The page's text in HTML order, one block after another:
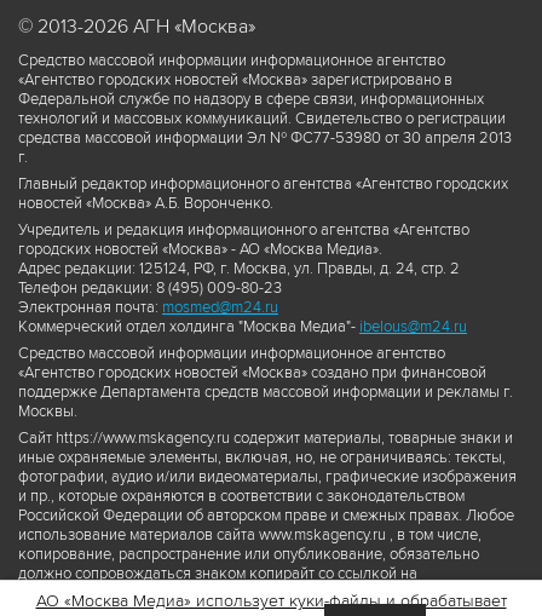
© 2013-2026 АГН «Москва»
Средство массовой информации информационное агентство
«Агентство городских новостей «Москва» зарегистрировано в
Федеральной службе по надзору в сфере связи, информационных
технологий и массовых коммуникаций. Свидетельство о регистрации
средства массовой информации Эл № ФС77-53980 от 30 апреля 2013
г.
Главный редактор информационного агентства «Агентство городских
новостей «Москва» А.Б. Воронченко.
Учредитель и редакция информационного агентства «Агентство
городских новостей «Москва» - АО «Москва Медиа».
Адрес редакции: 125124, РФ, г. Москва, ул. Правды, д. 24, стр. 2
Телефон редакции: 8 (495) 009-80-23
Электронная почта: mosmed@m24.ru
Коммерческий отдел холдинга "Москва Медиа"- ibelous@m24.ru
Средство массовой информации информационное агентство
«Агентство городских новостей «Москва» создано при финансовой
поддержке Департамента средств массовой информации и рекламы г.
Москвы.
Сайт https://www.mskagency.ru содержит материалы, товарные знаки и
иные охраняемые элементы, включая, но, не ограничиваясь: тексты,
фотографии, аудио и/или видеоматериалы, графические изображения
и пр., которые охраняются в соответствии с законодательством
Российской Федерации об авторском праве и смежных правах. Любое
использование материалов сайта www.mskagency.ru , в том числе,
копирование, распространение или опубликование, обязательно
должно сопровождаться знаком копирайт со ссылкой на
правообладателя © АО «Москва Медиа», а также гиперссылкой на сайт
АО «Москва Медиа» использует куки-файлы и обрабатывает